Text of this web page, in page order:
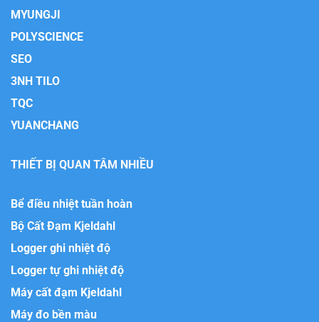
MYUNGJI
POLYSCIENCE
SEO
3NH TILO
TQC
YUANCHANG
THIẾT BỊ QUAN TÂM NHIỀU
Bể điều nhiệt tuần hoàn
Bộ Cất Đạm Kjeldahl
Logger ghi nhiệt độ
Logger tự ghi nhiệt độ
Máy cất đạm Kjeldahl
Máy đo bền màu